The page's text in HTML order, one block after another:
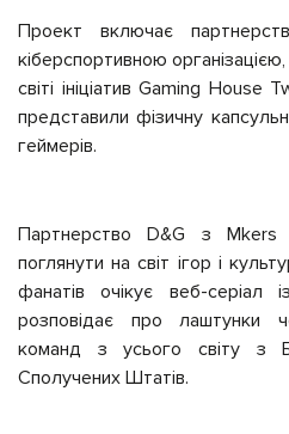
Проект включає
кіберспортивною
світі ініціатив Gaming House
представили фізичну
геймерів.
Партнерство D&G з
поглянути на світ ігор і
фанатів очікує веб-серіал
розповідає про лаштунки
команд з усього світу з
Сполучених Штатів.